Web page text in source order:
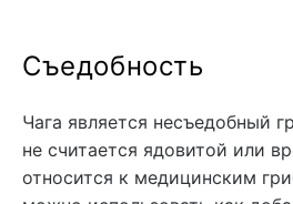
Съедобность
Чага является несъедобный
не считается ядовитой или
относится к медицинским